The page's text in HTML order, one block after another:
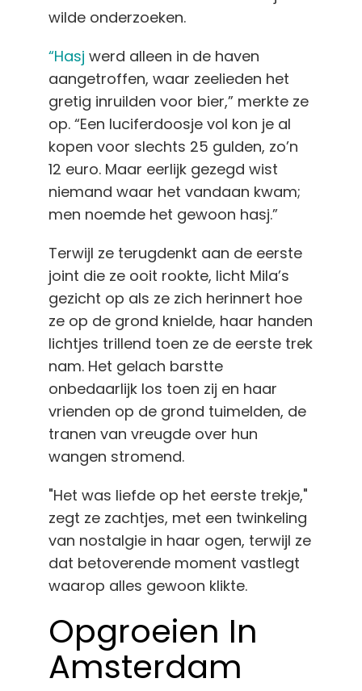
wilde onderzoeken.
“Hasj werd alleen in de haven
aangetroffen, waar zeelieden het
gretig inruilden voor bier,” merkte ze
op. “Een luciferdoosje vol kon je al
kopen voor slechts 25 gulden, zo’n
12 euro. Maar eerlijk gezegd wist
niemand waar het vandaan kwam;
men noemde het gewoon hasj.”
Terwijl ze terugdenkt aan de eerste
joint die ze ooit rookte, licht Mila’s
gezicht op als ze zich herinnert hoe
ze op de grond knielde, haar handen
lichtjes trillend toen ze de eerste trek
nam. Het gelach barstte
onbedaarlijk los toen zij en haar
vrienden op de grond tuimelden, de
tranen van vreugde over hun
wangen stromend.
"Het was liefde op het eerste trekje,"
zegt ze zachtjes, met een twinkeling
van nostalgie in haar ogen, terwijl ze
dat betoverende moment vastlegt
waarop alles gewoon klikte.
Opgroeien In
Amsterdam